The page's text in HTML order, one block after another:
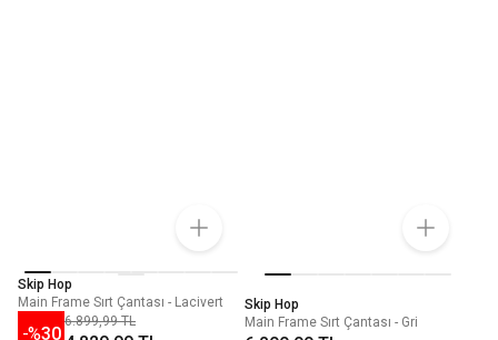
Skip Hop
Main Frame Sırt Çantası - Lacivert
-%30
6.899,99 TL
Skip Hop
Main Frame Sırt Çantası - Gri